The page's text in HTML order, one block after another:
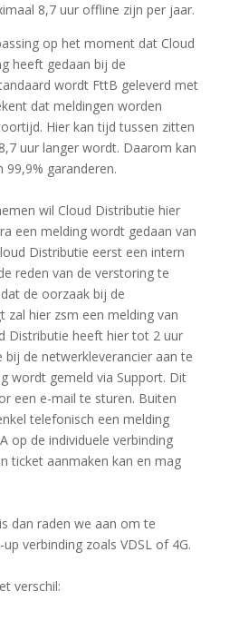
8,7 uur offline zijn per jaar.
op het moment dat Cloud
heeft gedaan bij de
wordt FttB geleverd met
dat meldingen worden
Hier kan tijd tussen zitten
uur langer wordt. Daarom kan
99,9% garanderen.
wil Cloud Distributie hier
een melding wordt gedaan van
Distributie eerst een intern
reden van de verstoring te
de oorzaak bij de
zal hier zsm een melding van
Distributie heeft hier tot 2 uur
de netwerkleverancier aan te
wordt gemeld via Support. Dit
een e-mail te sturen. Buiten
telefonisch een melding
op de individuele verbinding
ticket aanmaken kan en mag
dan raden we aan om te
verbinding zoals VDSL of 4G.
verschil: